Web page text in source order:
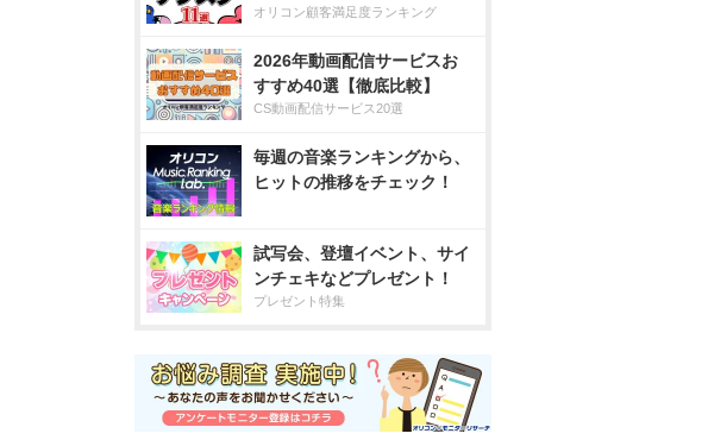
オリコン顧客満足度ランキング
2026年動画配信サービスお
すすめ40選【徹底比較】
CS動画配信サービス20選
毎週の音楽ランキングから、
ヒットの推移をチェック！
試写会、登壇イベント、サイ
ンチェキなどプレゼント！
プレゼント特集